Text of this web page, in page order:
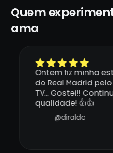
Quem
ama
Ontem fiz minha
do Real Madrid pelo
TV... Gostei!!
qualidade! 👍👍
@diraldo